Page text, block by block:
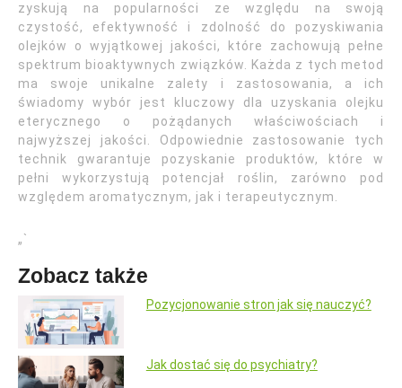
zyskują na popularności ze względu na swoją
czystość, efektywność i zdolność do pozyskiwania
olejków o wyjątkowej jakości, które zachowują pełne
spektrum bioaktywnych związków. Każda z tych metod
ma swoje unikalne zalety i zastosowania, a ich
świadomy wybór jest kluczowy dla uzyskania olejku
eterycznego o pożądanych właściwościach i
najwyższej jakości. Odpowiednie zastosowanie tych
technik gwarantuje pozyskanie produktów, które w
pełni wykorzystują potencjał roślin, zarówno pod
względem aromatycznym, jak i terapeutycznym.
„`
Zobacz także
Pozycjonowanie stron jak się nauczyć?
Jak dostać się do psychiatry?